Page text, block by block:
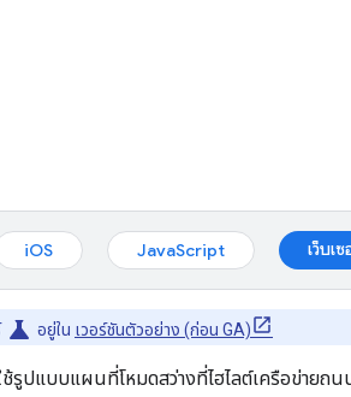
iOS JavaScript เว็บเ
science อยู่ใน เวอร์ชันตัวอย่าง (ก่อน GA)
รูปแบบแผนที่โหมดสว่างที่ไฮไลต์เครือข่ายถน